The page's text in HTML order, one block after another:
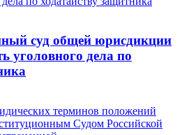
суд общей юрисдикции
уголовного дела по